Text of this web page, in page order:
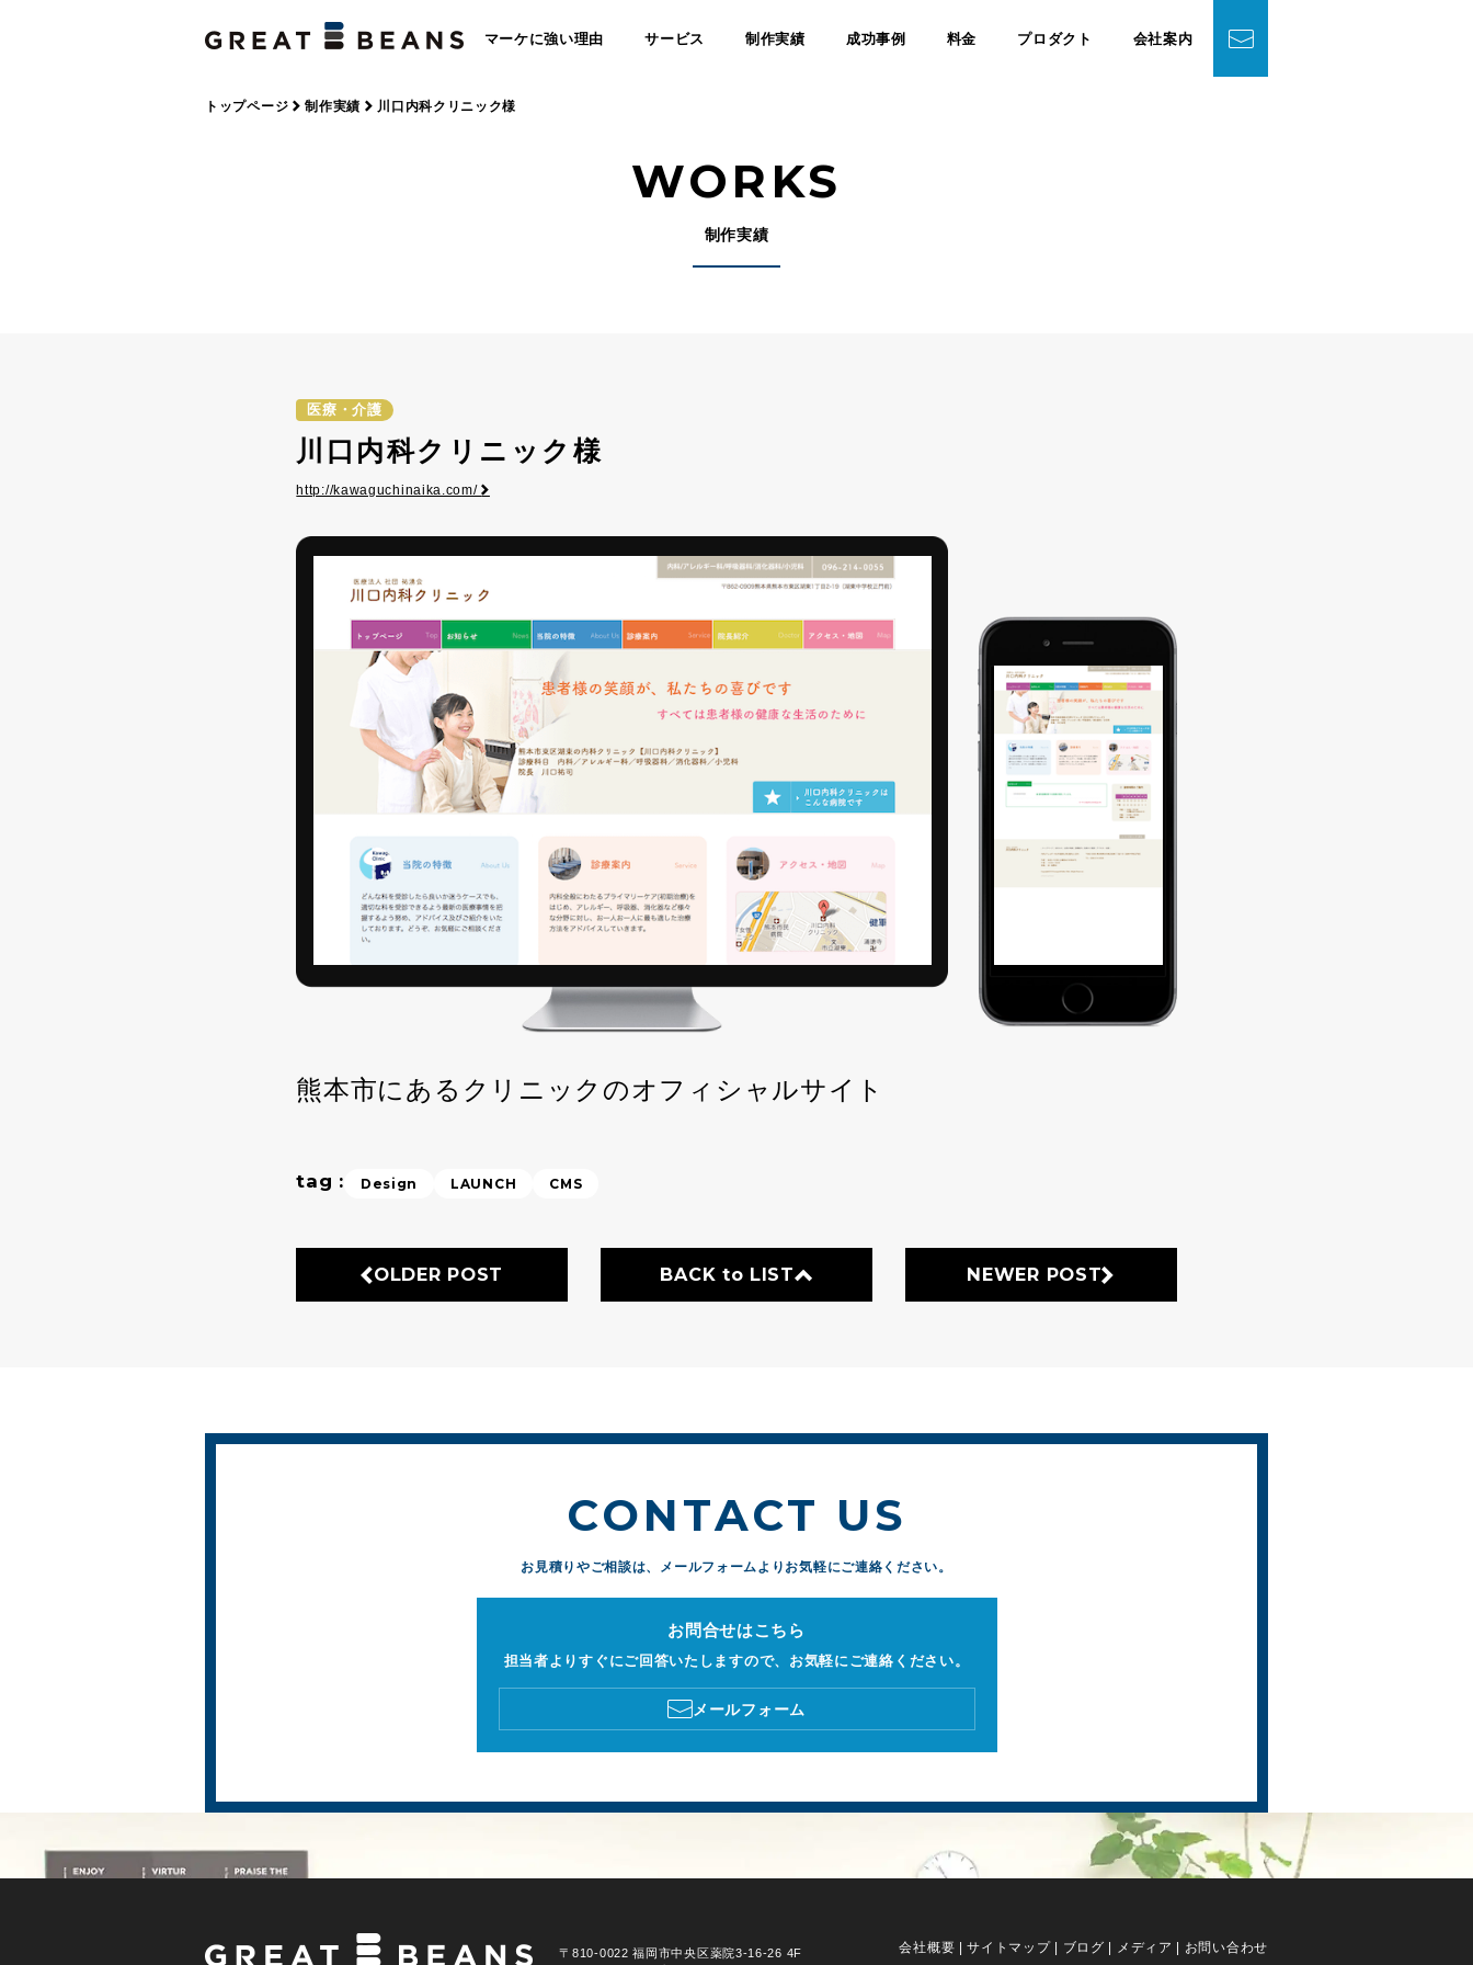
マーケに強い理由 サービス 制作実績 成功事例 料金 プロダクト 会社案内
トップページ 制作実績 川口内科クリニック様
WORKS
制作実績
医療・介護
川口内科クリニック様
http://kawaguchinaika.com/
熊本市にあるクリニックのオフィシャルサイト
tag : Design LAUNCH CMS
OLDER POST BACK to LIST NEWER POST
CONTACT US
お見積りやご相談は、 メールフォームよりお気軽にご連絡ください。
お問合せはこちら
担当者よりすぐにご回答いたしますので、お気軽にご連絡ください。
メールフォーム
〒810-0022 福岡市中央区薬院3-16-26 4F
会社概要 |サイトマップ| ブログ メディア お問い合わせ